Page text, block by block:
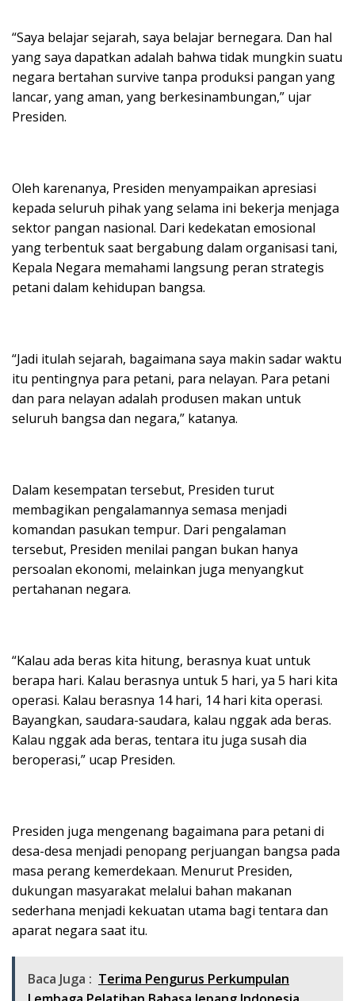
“Saya belajar sejarah, saya belajar bernegara. Dan hal
yang saya dapatkan adalah bahwa tidak mungkin suatu
negara bertahan survive tanpa produksi pangan yang
lancar, yang aman, yang berkesinambungan,” ujar
Presiden.
Oleh karenanya, Presiden menyampaikan apresiasi
kepada seluruh pihak yang selama ini bekerja menjaga
sektor pangan nasional. Dari kedekatan emosional
yang terbentuk saat bergabung dalam organisasi tani,
Kepala Negara memahami langsung peran strategis
petani dalam kehidupan bangsa.
“Jadi itulah sejarah, bagaimana saya makin sadar waktu
itu pentingnya para petani, para nelayan. Para petani
dan para nelayan adalah produsen makan untuk
seluruh bangsa dan negara,” katanya.
Dalam kesempatan tersebut, Presiden turut
membagikan pengalamannya semasa menjadi
komandan pasukan tempur. Dari pengalaman
tersebut, Presiden menilai pangan bukan hanya
persoalan ekonomi, melainkan juga menyangkut
pertahanan negara.
“Kalau ada beras kita hitung, berasnya kuat untuk
berapa hari. Kalau berasnya untuk 5 hari, ya 5 hari kita
operasi. Kalau berasnya 14 hari, 14 hari kita operasi.
Bayangkan, saudara-saudara, kalau nggak ada beras.
Kalau nggak ada beras, tentara itu juga susah dia
beroperasi,” ucap Presiden.
Presiden juga mengenang bagaimana para petani di
desa-desa menjadi penopang perjuangan bangsa pada
masa perang kemerdekaan. Menurut Presiden,
dukungan masyarakat melalui bahan makanan
sederhana menjadi kekuatan utama bagi tentara dan
aparat negara saat itu.
Baca Juga : Terima Pengurus Perkumpulan